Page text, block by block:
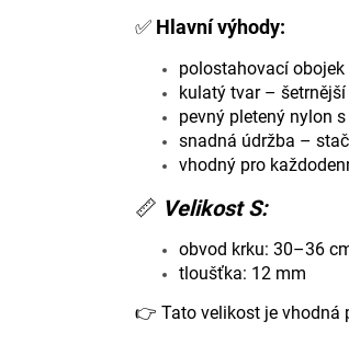
✅ Hlavní výhody:
polostahovací
kulatý tvar – šetrnější
pevný pletený nylon
snadná údržba –
vhodný pro
📏 Velikost S:
obvod krku: 30–36
tloušťka: 12 mm
👉 Tato velikost je vhodná